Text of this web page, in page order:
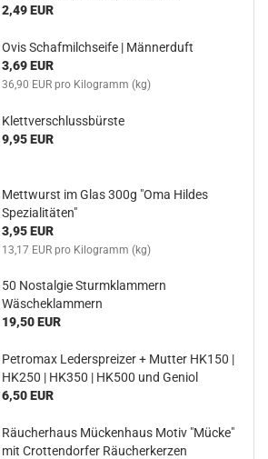
2,49 EUR
Ovis Schafmilchseife | Männerduft
3,69 EUR
36,90 EUR pro Kilogramm (kg)
Klettverschlussbürste
9,95 EUR
Mettwurst im Glas 300g "Oma Hildes
Spezialitäten"
3,95 EUR
13,17 EUR pro Kilogramm (kg)
50 Nostalgie Sturmklammern
Wäscheklammern
19,50 EUR
Petromax Lederspreizer + Mutter HK150 |
HK250 | HK350 | HK500 und Geniol
6,50 EUR
Räucherhaus Mückenhaus Motiv "Mücke"
mit Crottendorfer Räucherkerzen